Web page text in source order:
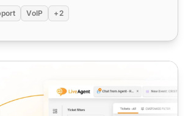
VoIP +2